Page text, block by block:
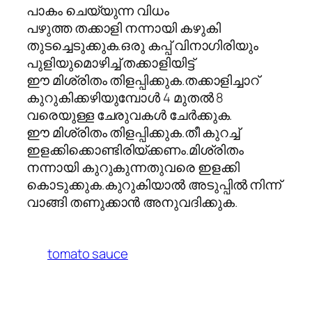
പാകം ചെയ്യുന്ന വിധം
പഴുത്ത തക്കാളി നന്നായി കഴുകി
തുടച്ചെടുക്കുക.ഒരു കപ്പ് വിനാഗിരിയും
പുളിയുമൊഴിച്ച് തക്കാളിയിട്ട്
ഈ മിശ്രിതം തിളപ്പിക്കുക.തക്കാളിച്ചാറ്
കുറുകിക്കഴിയുമ്പോള്‍ 4 മുതല്‍ 8
വരെയുള്ള ചേരുവകള്‍ ചേര്‍ക്കുക.
ഈ മിശ്രിതം തിളപ്പിക്കുക.തീ കുറച്ച്
ഇളക്കിക്കൊണ്ടിരിയ്ക്കണം.മിശ്രിതം
നന്നായി കുറുകുന്നതുവരെ ഇളക്കി
കൊടുക്കുക.കുറുകിയാല്‍ അടുപ്പില്‍ നിന്ന്
വാങ്ങി തണുക്കാന്‍ അനുവദിക്കുക.
tomato sauce